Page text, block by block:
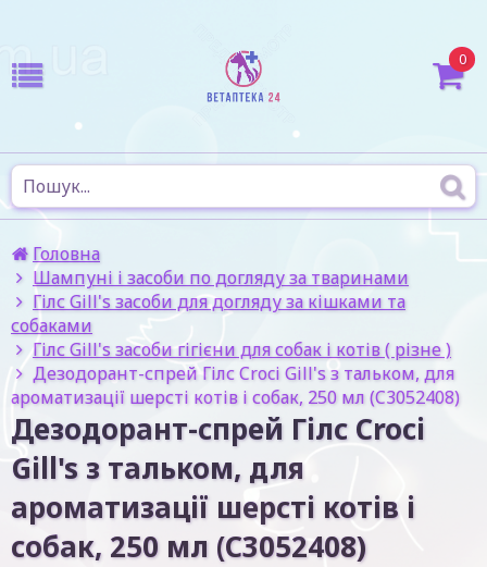
0
Головна
Шампуні і засоби по догляду за тваринами
Гілс Gill's засоби для догляду за кішками та
собаками
Гілс Gill's засоби гігієни для собак і котів ( різне )
Дезодорант-спрей Гілс Croci Gill's з тальком, для
ароматизації шерсті котів і собак, 250 мл (C3052408)
Дезодорант-спрей Гілс Croci
Gill's з тальком, для
ароматизації шерсті котів і
собак, 250 мл (C3052408)